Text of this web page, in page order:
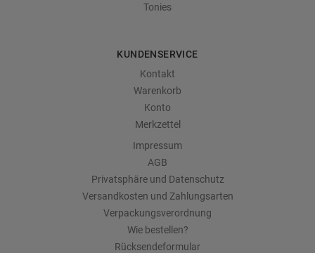
Tonies
KUNDENSERVICE
Kontakt
Warenkorb
Konto
Merkzettel
Impressum
AGB
Privatsphäre und Datenschutz
Versandkosten und Zahlungsarten
Verpackungsverordnung
Wie bestellen?
Rücksendeformular